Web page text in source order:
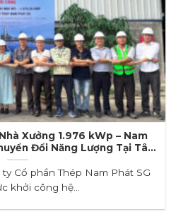
Xưởng 1.976 kWp – Nam
Đổi Năng Lượng Tại Tây
Ninh
Cổ phần Thép Nam Phát SG
khởi công hệ...